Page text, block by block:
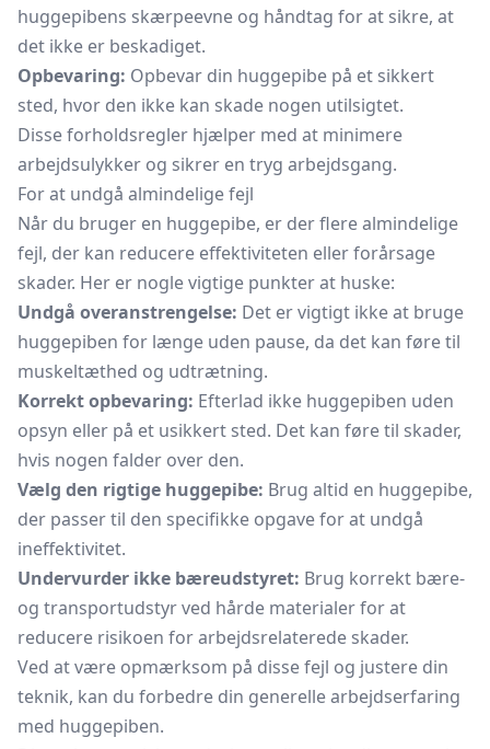
huggepibens skærpeevne og håndtag for at sikre, at
det ikke er beskadiget.
Opbevaring: Opbevar din huggepibe på et sikkert
sted, hvor den ikke kan skade nogen utilsigtet.
Disse forholdsregler hjælper med at minimere
arbejdsulykker og sikrer en tryg arbejdsgang.
For at undgå almindelige fejl
Når du bruger en huggepibe, er der flere almindelige
fejl, der kan reducere effektiviteten eller forårsage
skader. Her er nogle vigtige punkter at huske:
Undgå overanstrengelse: Det er vigtigt ikke at bruge
huggepiben for længe uden pause, da det kan føre til
muskeltæthed og udtrætning.
Korrekt opbevaring: Efterlad ikke huggepiben uden
opsyn eller på et usikkert sted. Det kan føre til skader,
hvis nogen falder over den.
Vælg den rigtige huggepibe: Brug altid en huggepibe,
der passer til den specifikke opgave for at undgå
ineffektivitet.
Undervurder ikke bæreudstyret: Brug korrekt bære-
og transportudstyr ved hårde materialer for at
reducere risikoen for arbejdsrelaterede skader.
Ved at være opmærksom på disse fejl og justere din
teknik, kan du forbedre din generelle arbejdserfaring
med huggepiben.